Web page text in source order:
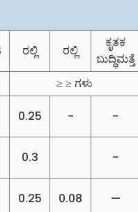
ರಲ್ಲಿ ರಲ್ಲಿ
ಕೃತಕ
ಬುದ್ಧಿಮತ್ತೆ
≥ ≥ ಗಳು
0.25 - -
0.3 -
0.25 0.08 —